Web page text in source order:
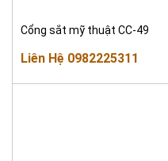
Cổng sắt mỹ thuật CC-49
Liên Hệ 0982225311